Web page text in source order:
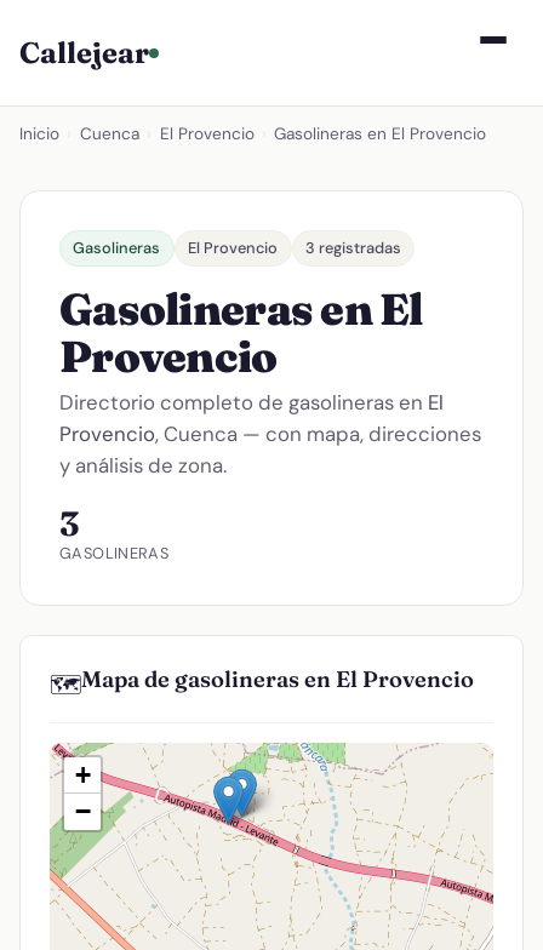
Callejear
Inicio Cuenca El Provencio Gasolineras en El Provencio
Gasolineras El Provencio 3 registradas
Gasolineras en El
Provencio
Directorio completo de gasolineras en El
Provencio, Cuenca — con mapa, direcciones
y análisis de zona.
3
GASOLINERAS
🗺️Mapa de gasolineras en El Provencio
+
−